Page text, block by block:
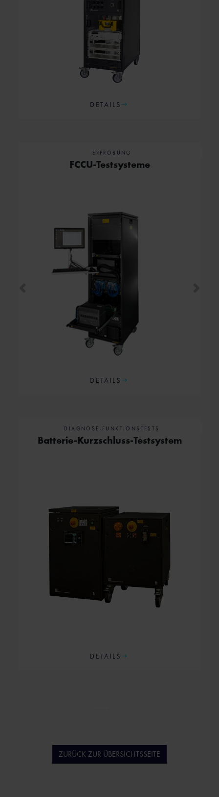
DETAILS
ERPROBUNG
FCCU-Testsysteme
DETAILS
DIAGNOSE-FUNKTIONSTESTS
Batterie-Kurzschluss-Testsystem
DETAILS
ZURÜCK ZUR ÜBERSICHTSSEITE